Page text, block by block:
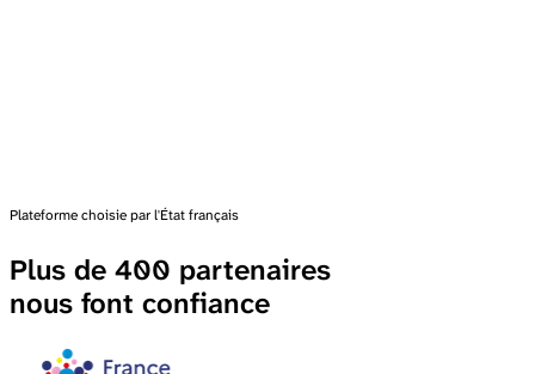
Plateforme choisie par l'État français
Plus de 400 partenaires
nous font confiance